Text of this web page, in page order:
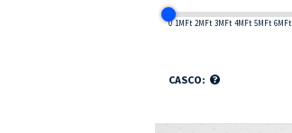
0 1MFt 2MFt 3MFt 4MFt 5MFt 6MFt
CASCO: